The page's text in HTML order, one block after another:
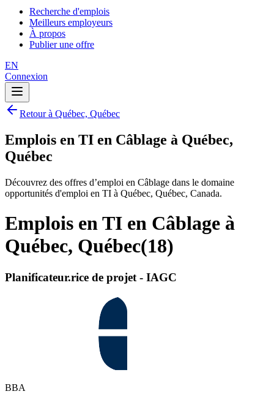
Recherche d'emplois
Meilleurs employeurs
À propos
Publier une offre
EN
Connexion
Retour à Québec, Québec
Emplois en TI en Câblage à Québec,
Québec
Découvrez des offres d’emploi en Câblage dans le domaine
opportunités d'emploi en TI à Québec, Québec, Canada.
Emplois en TI en Câblage à
Québec, Québec(18)
Planificateur.rice de projet - IAGC
BBA